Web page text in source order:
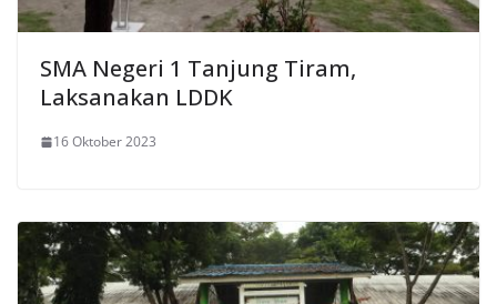
SMA Negeri 1 Tanjung Tiram,
Laksanakan LDDK
16 Oktober 2023